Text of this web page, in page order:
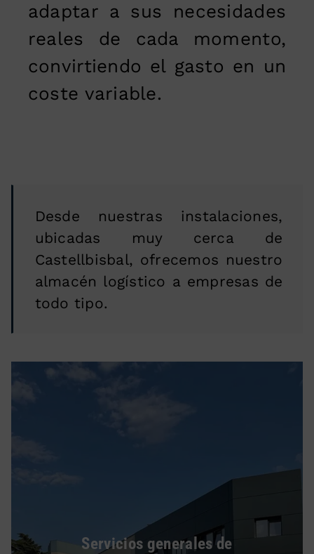
adaptar a sus necesidades
reales de cada momento,
convirtiendo el gasto en un
coste variable.
Desde nuestras instalaciones,
ubicadas muy cerca de
Castellbisbal, ofrecemos nuestro
almacén logístico a empresas de
todo tipo.
Servicios generales de